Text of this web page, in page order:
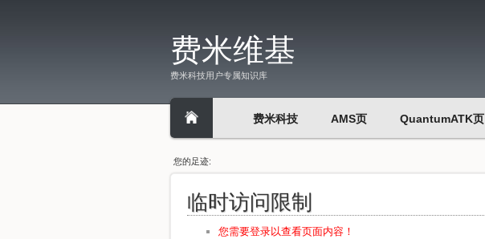
费米维基
费米科技用户专属知识库
费米科技 AMS页 QuantumATK页
您的足迹:
临时访问限制
您需要登录以查看页面内容！